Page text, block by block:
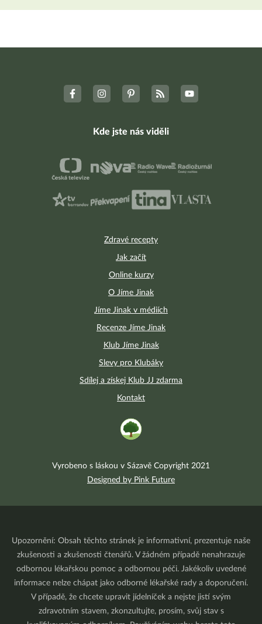
Zdravé recepty
Jak začít
Online kurzy
O Jíme Jinak
Jíme Jinak v médiích
Recenze Jíme Jinak
Klub Jíme Jinak
Slevy pro Klubáky
Sdílej a získej Klub JJ zdarma
Kontakt
Kde jste nás viděli
Vyrobeno s láskou v Sázavě Copyright 2021
Designed by Pink Future
Upozornění: Obsah těchto stránek je informativní, prezentuje naše
zkušenosti a zkušenosti čtenářů. V žádném případě nenahrazuje
odbornou lékařskou pomoc a odbornou péči. Jakékoliv uvedené
informace nelze chápat jako odborné lékařské rady a doporučení.
V případě, že chcete upravit jídelníček a nejste jistí svým
zdravotním stavem, zkonzultujte, prosím, svůj stav s